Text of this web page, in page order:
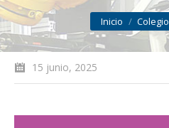
You are here:
Inicio Colegio
15 junio, 2025